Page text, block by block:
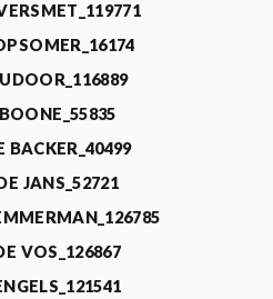
BACKER_40499
JANS_52721
VOS_126867